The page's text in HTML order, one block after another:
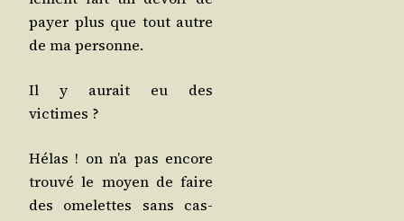
payer plus que tout autre
de ma personne.
Il y aurait eu des
victimes ?
Hélas ! on n’a pas encore
trou­vé le moyen de faire
des ome­lettes sans cas­